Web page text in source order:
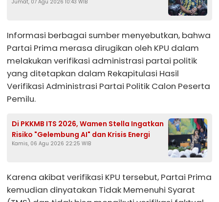
Kejar Target Rp1,25 Miliar
Jumat, 07 Agu 2026 10:43 WIB
Informasi berbagai sumber menyebutkan, bahwa
Partai Prima merasa dirugikan oleh KPU dalam
melakukan verifikasi administrasi partai politik
yang ditetapkan dalam Rekapitulasi Hasil
Verifikasi Administrasi Partai Politik Calon Peserta
Pemilu.
Di PKKMB ITS 2026, Wamen Stella Ingatkan
Risiko "Gelembung AI" dan Krisis Energi
Kamis, 06 Agu 2026 22:25 WIB
Karena akibat verifikasi KPU tersebut, Partai Prima
kemudian dinyatakan Tidak Memenuhi Syarat